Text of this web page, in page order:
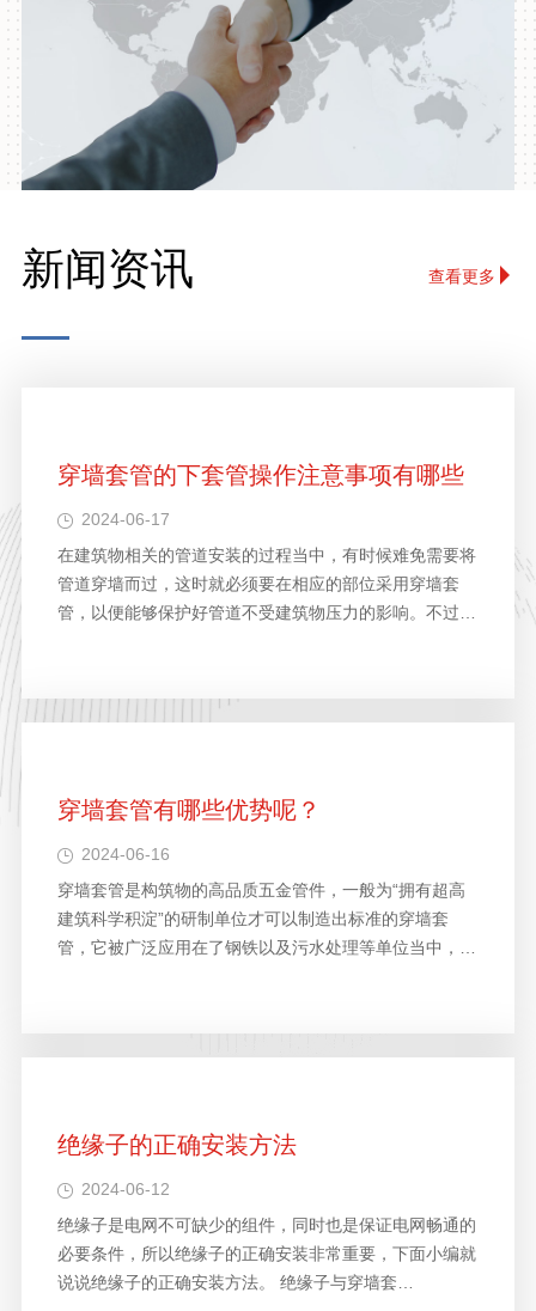
新闻资讯 查看更多
穿墙套管的下套管操作注意事项有哪些
2024-06-17
在建筑物相关的管道安装的过程当中，有时候难免需要将
管道穿墙而过，这时就必须要在相应的部位采用穿墙套
管，以便能够保护好管道不受建筑物压力的影响。不过在
穿墙套管有哪些优势呢？
2024-06-16
穿墙套管是构筑物的高品质五金管件，一般为“拥有超高
建筑科学积淀”的研制单位才可以制造出标准的穿墙套
管，它被广泛应用在了钢铁以及污水处理等单位当中，在
绝缘子的正确安装方法
2024-06-12
绝缘子是电网不可缺少的组件，同时也是保证电网畅通的
必要条件，所以绝缘子的正确安装非常重要，下面小编就
说说绝缘子的正确安装方法。 绝缘子与穿墙套…